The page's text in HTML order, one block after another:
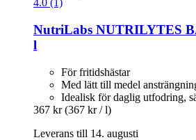
4.0 (1)
NutriLabs NUTRILYTES
l
För fritidshästar
Med lätt till medel
Idealisk för daglig utfodring,
367 kr (367 kr / l)
Leverans till 14. augusti